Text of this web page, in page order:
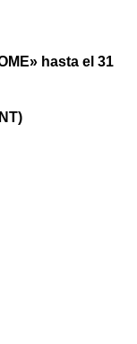
hasta el 31